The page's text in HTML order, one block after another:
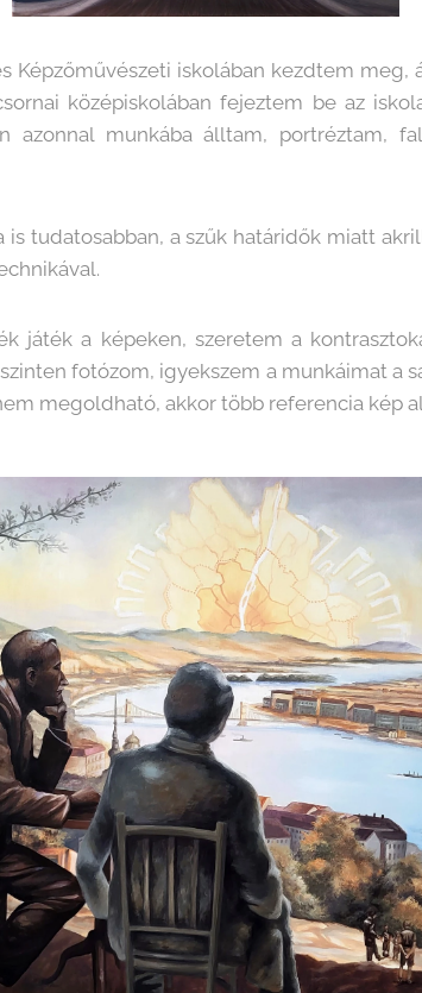
Képzőművészeti iskolában kezdtem
középiskolában fejeztem be az
azonnal munkába álltam, portréztam,
is tudatosabban, a szűk határidők miatt
játék a képeken, szeretem a
fotózom, igyekszem a munkáimat a
megoldható, akkor több referencia kép